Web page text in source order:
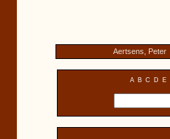
Aertsens, Peter
A B C D E